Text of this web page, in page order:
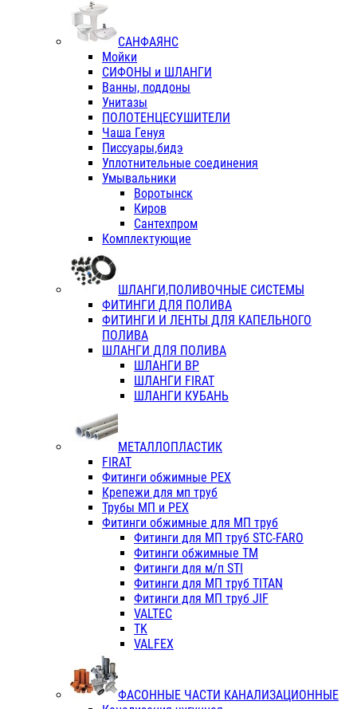
САНФАЯНС
Мойки
СИФОНЫ и ШЛАНГИ
Ванны, поддоны
Унитазы
ПОЛОТЕНЦЕСУШИТЕЛИ
Чаша Генуя
Писсуары,бидэ
Уплотнительные соединения
Умывальники
Воротынск
Киров
Сантехпром
Комплектующие
ШЛАНГИ,ПОЛИВОЧНЫЕ СИСТЕМЫ
ФИТИНГИ ДЛЯ ПОЛИВА
ФИТИНГИ И ЛЕНТЫ ДЛЯ КАПЕЛЬНОГО
ПОЛИВА
ШЛАНГИ ДЛЯ ПОЛИВА
ШЛАНГИ ВР
ШЛАНГИ FIRAT
ШЛАНГИ КУБАНЬ
МЕТАЛЛОПЛАСТИК
FIRAT
Фитинги обжимные PEX
Крепежи для мп труб
Трубы МП и PEX
Фитинги обжимные для МП труб
Фитинги для МП труб STC-FARO
Фитинги обжимные ТМ
Фитинги для м/п STI
Фитинги для МП труб TITAN
Фитинги для МП труб JIF
VALTEC
TK
VALFEX
ФАСОННЫЕ ЧАСТИ КАНАЛИЗАЦИОННЫЕ